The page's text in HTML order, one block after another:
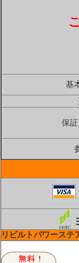
基
保
リビルトパワース